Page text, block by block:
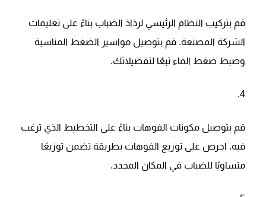
قم بتركيب النظام الرئيسي لرذاذ الضباب بناءً على تعليمات
الشركة المصنعة. قم بتوصيل مواسير الضغط المناسبة
وضبط ضغط الماء تبعًا لتفضيلاتك.
قم بتوصيل مكونات الفوهات بناءً على التخطيط الذي ترغب
فيه. احرص على توزيع الفوهات بطريقة تضمن توزيعًا
متساويًا للضباب في المكان المحدد.